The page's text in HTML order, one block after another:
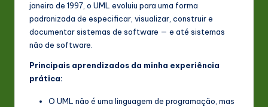
janeiro de 1997, o UML evoluiu para uma forma
padronizada de especificar, visualizar, construir e
documentar sistemas de software — e até sistemas
não de software.
Principais aprendizados da minha experiência
prática:
O UML não é uma linguagem de programação, mas